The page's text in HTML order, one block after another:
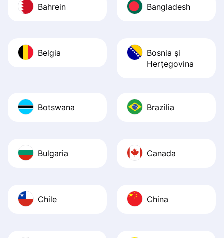
Bahrein Bangladesh
Belgia
Bosnia şi
Herţegovina
Botswana Brazilia
Bulgaria Canada
Chile China